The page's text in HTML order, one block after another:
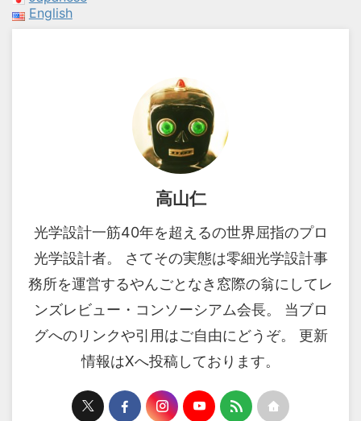
English
高山仁
光学設計一筋40年を超えるの世界屈指のプロ
光学設計者。 さてその実態は零細光学設計事
務所を運営するやんごとなき窓際の翁にしてレ
ンズレビュー・コンソーシアム会長。 当ブロ
グへのリンクや引用はご自由にどうぞ。 更新
情報はXへ投稿しております。